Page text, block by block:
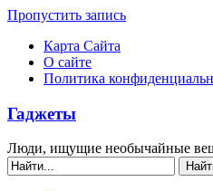
Пропустить запись
Карта Сайта
О сайте
Политика
Гаджеты
Люди, ищущие необычайные